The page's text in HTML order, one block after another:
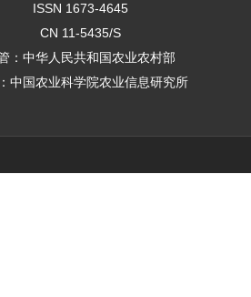
ISSN 1673-4645
CN 11-5435/S
：中华人民共和国农业农村部
中国农业科学院农业信息研究所